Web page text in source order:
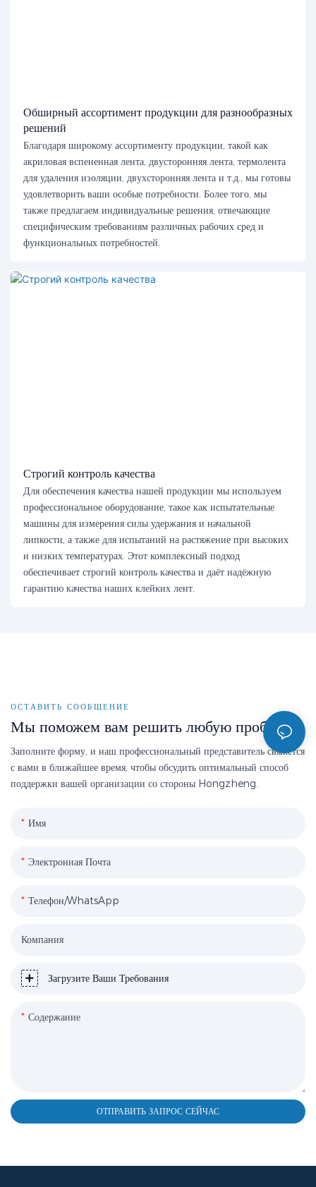
Обширный ассортимент продукции для разнообразных
решений
Благодаря широкому ассортименту продукции, такой как
акриловая вспененная лента, двусторонняя лента, термолента
для удаления изоляции, двухсторонняя лента и т.д., мы готовы
удовлетворить ваши особые потребности. Более того, мы
также предлагаем индивидуальные решения, отвечающие
специфическим требованиям различных рабочих сред и
функциональных потребностей.
Строгий контроль качества
Для обеспечения качества нашей продукции мы используем
профессиональное оборудование, такое как испытательные
машины для измерения силы удержания и начальной
липкости, а также для испытаний на растяжение при высоких
и низких температурах. Этот комплексный подход
обеспечивает строгий контроль качества и даёт надёжную
гарантию качества наших клейких лент.
ОСТАВИТЬ СООБЩЕНИЕ
Мы поможем вам решить любую проблему
Заполните форму, и наш профессиональный представитель свяжется
с вами в ближайшее время, чтобы обсудить оптимальный способ
поддержки вашей организации со стороны Hongzheng.
Имя
Электронная Почта
Телефон/WhatsApp
Компания
Загрузите Ваши Требования
Содержание
ОТПРАВИТЬ ЗАПРОС СЕЙЧАС